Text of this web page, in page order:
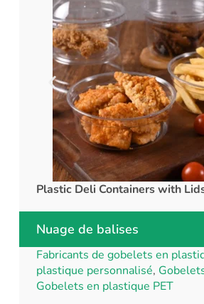
Plastic Deli Containers with
Nuage de balises
Fabricants de gobelets en
plastique personnalisé,
Gobelets en plastique PET